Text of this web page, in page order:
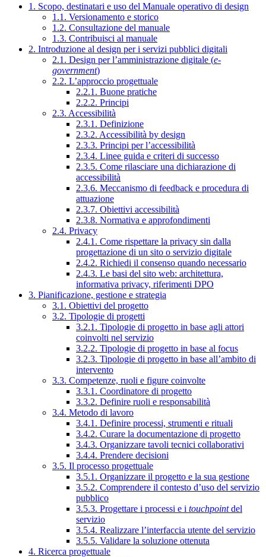
1. Scopo, destinatari e uso del Manuale operativo di design
1.1. Versionamento e storico
1.2. Consultazione del manuale
1.3. Contribuisci al manuale
2. Introduzione al design per i servizi pubblici digitali
2.1. Design per l’amministrazione digitale (e-
government)
2.2. L’approccio progettuale
2.2.1. Buone pratiche
2.2.2. Principi
2.3. Accessibilità
2.3.1. Definizione
2.3.2. Accessibilità by design
2.3.3. Principi per l’accessibilità
2.3.4. Linee guida e criteri di successo
2.3.5. Come rilasciare una dichiarazione di
accessibilità
2.3.6. Meccanismo di feedback e procedura di
attuazione
2.3.7. Obiettivi accessibilità
2.3.8. Normativa e approfondimenti
2.4. Privacy
2.4.1. Come rispettare la privacy sin dalla
progettazione di un sito o servizio digitale
2.4.2. Richiedi il consenso quando necessario
2.4.3. Le basi del sito web: architettura,
informativa privacy, riferimenti DPO
3. Pianificazione, gestione e strategia
3.1. Obiettivi del progetto
3.2. Tipologie di progetti
3.2.1. Tipologie di progetto in base agli attori
coinvolti nel servizio
3.2.2. Tipologie di progetto in base al focus
3.2.3. Tipologie di progetto in base all’ambito di
intervento
3.3. Competenze, ruoli e figure coinvolte
3.3.1. Coordinatore di progetto
3.3.2. Definire ruoli e responsabilità
3.4. Metodo di lavoro
3.4.1. Definire processi, strumenti e rituali
3.4.2. Curare la documentazione di progetto
3.4.3. Organizzare tavoli tecnici collaborativi
3.4.4. Prendere decisioni
3.5. Il processo progettuale
3.5.1. Organizzare il progetto e la sua gestione
3.5.2. Comprendere il contesto d’uso del servizio
pubblico
3.5.3. Progettare i processi e i touchpointdel
servizio
3.5.4. Realizzare l’interfaccia utente del servizio
3.5.5. Validare la soluzione ottenuta
4. Ricerca progettuale